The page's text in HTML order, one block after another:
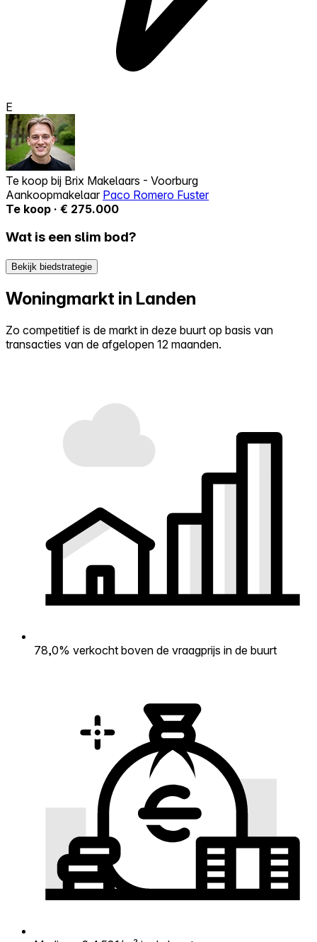
E
Te koop bij Brix Makelaars - Voorburg
Aankoopmakelaar Paco Romero Fuster
Te koop · € 275.000
Wat is een slim bod?
Bekijk biedstrategie
Woningmarkt in Landen
Zo competitief is de markt in deze buurt op basis van
transacties van de afgelopen 12 maanden.
78,0% verkocht boven de vraagprijs in de buurt